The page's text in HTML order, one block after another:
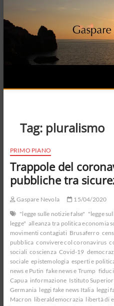
content
Tag: pluralismo
PRIMO PIANO
Trappole del
pubbliche tra
Gaspare Nevola
15/04/2020
"legge sulle notizie false" "legge
legge" alleanza tra politica economia
movimenti contagiati Brusaferro
pubblica convivere col coronavirus
sociali coscienza Covid-19
sociale epistemologia esperti e
news e Putin fake news e Trump
Capua informazione Istituto
Germania leggi fake news Italia leggi
Macron liberaldemocrazia libertà di